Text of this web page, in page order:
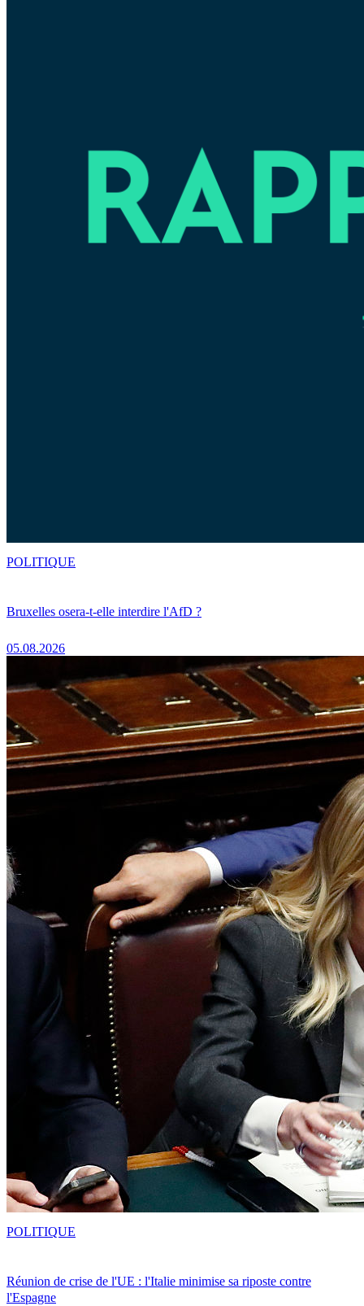
Bruxelles osera-t-elle interdire l'AfD ?
05.08.2026
POLITIQUE
Réunion de crise de l'UE : l'Italie minimise sa riposte contre
l'Espagne
POLITIQUE